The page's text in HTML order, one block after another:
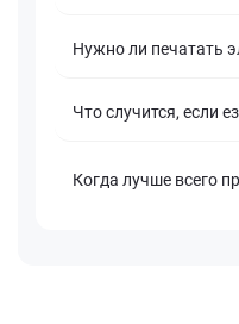
Нужно ли печатать
Что случится, если
Когда лучше всего